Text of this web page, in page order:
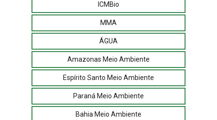
ICMBio
MMA
ÁGUA
Amazonas Meio Ambiente
Espírito Santo Meio Ambiente
Paraná Meio Ambiente
Bahia Meio Ambiente